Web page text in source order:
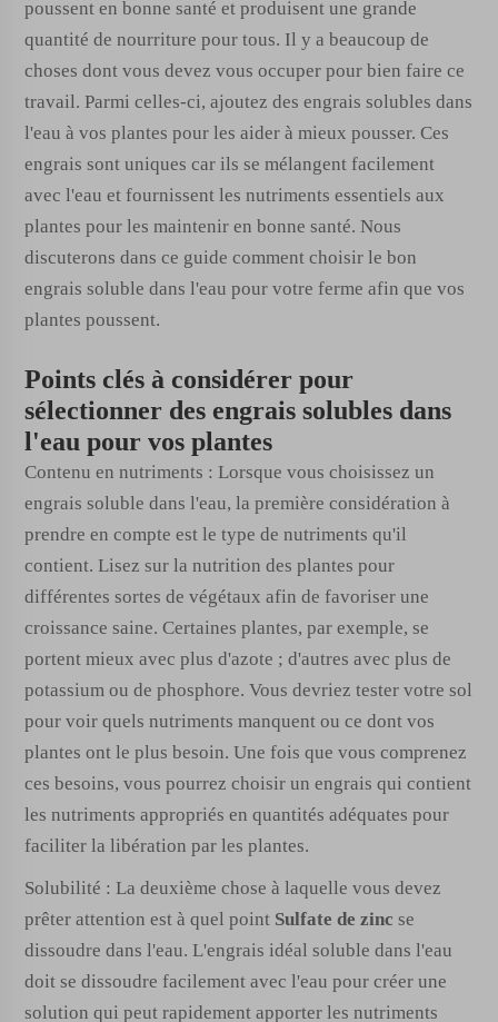
poussent en bonne santé et produisent une grande
quantité de nourriture pour tous. Il y a beaucoup de
choses dont vous devez vous occuper pour bien faire ce
travail. Parmi celles-ci, ajoutez des engrais solubles dans
l'eau à vos plantes pour les aider à mieux pousser. Ces
engrais sont uniques car ils se mélangent facilement
avec l'eau et fournissent les nutriments essentiels aux
plantes pour les maintenir en bonne santé. Nous
discuterons dans ce guide comment choisir le bon
engrais soluble dans l'eau pour votre ferme afin que vos
plantes poussent.
Points clés à considérer pour
sélectionner des engrais solubles dans
l'eau pour vos plantes
Contenu en nutriments : Lorsque vous choisissez un
engrais soluble dans l'eau, la première considération à
prendre en compte est le type de nutriments qu'il
contient. Lisez sur la nutrition des plantes pour
différentes sortes de végétaux afin de favoriser une
croissance saine. Certaines plantes, par exemple, se
portent mieux avec plus d'azote ; d'autres avec plus de
potassium ou de phosphore. Vous devriez tester votre sol
pour voir quels nutriments manquent ou ce dont vos
plantes ont le plus besoin. Une fois que vous comprenez
ces besoins, vous pourrez choisir un engrais qui contient
les nutriments appropriés en quantités adéquates pour
faciliter la libération par les plantes.
Solubilité : La deuxième chose à laquelle vous devez
prêter attention est à quel point Sulfate de zinc se
dissoudre dans l'eau. L'engrais idéal soluble dans l'eau
doit se dissoudre facilement avec l'eau pour créer une
solution qui peut rapidement apporter les nutriments